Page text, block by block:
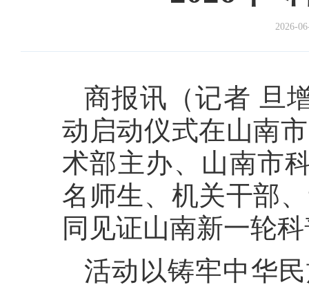
2026-
商报讯（记者 旦
动启动仪式在山南
术部主办、山南市
名师生、机关干部
同见证山南新一轮
活动以铸牢中华